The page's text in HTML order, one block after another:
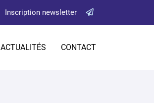
Inscription newsletter
ACTUALITÉS CONTACT